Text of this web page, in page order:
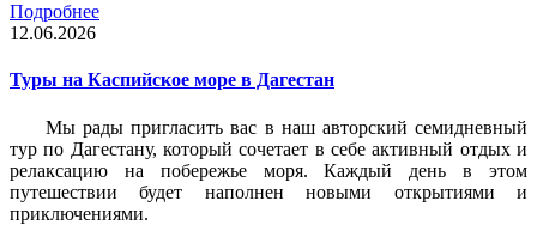
Подробнее
12.06.2026
Туры на Каспийское море в Дагестан
Мы рады пригласить вас в наш авторский семидневный
тур по Дагестану, который сочетает в себе активный отдых и
релаксацию на побережье моря. Каждый день в этом
путешествии будет наполнен новыми открытиями и
приключениями.